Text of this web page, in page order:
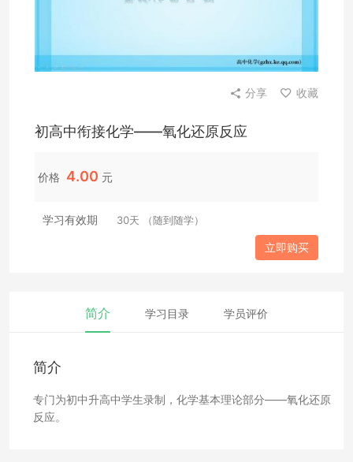
分享 收藏
初高中衔接化学——氧化还原反应
价格 4.00 元
学习有效期 30天 （随到随学）
立即购买
简介 学习目录 学员评价
简介
专门为初中升高中学生录制，化学基本理论部分——氧化还原
反应。